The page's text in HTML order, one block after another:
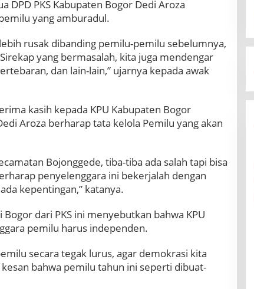
DPD PKS Kabupaten Bogor Dedi Aroza
yang amburadul.
rusak dibanding pemilu-pemilu sebelumnya,
yang bermasalah, kita juga mendengar
dan lain-lain,” ujarnya kepada awak
kasih kepada KPU Kabupaten Bogor
Aroza berharap tata kelola Pemilu yang akan
Bojonggede, tiba-tiba ada salah tapi bisa
penyelenggara ini bekerjalah dengan
kepentingan,” katanya.
dari PKS ini menyebutkan bahwa KPU
pemilu harus independen.
secara tegak lurus, agar demokrasi kita
bahwa pemilu tahun ini seperti dibuat-